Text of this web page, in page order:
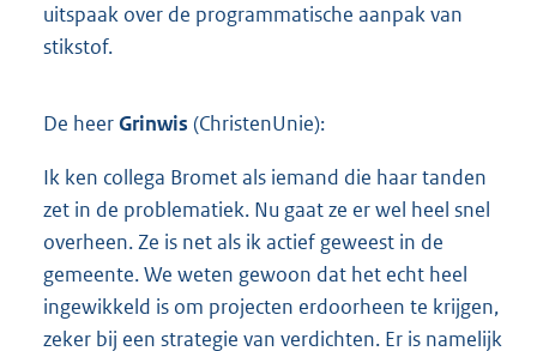
uitspaak over de programmatische aanpak van
stikstof.
De heerGrinwis (ChristenUnie):
Ik ken collega Bromet als iemand die haar tanden
zet in de problematiek. Nu gaat ze er wel heel snel
overheen. Ze is net als ik actief geweest in de
gemeente. We weten gewoon dat het echt heel
ingewikkeld is om projecten erdoorheen te krijgen,
zeker bij een strategie van verdichten. Er is namelijk